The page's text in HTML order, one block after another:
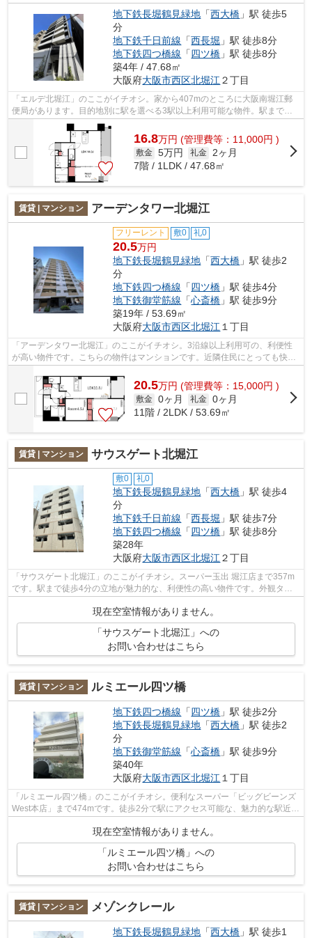
地下鉄長堀鶴見緑地 「西大橋 」駅 徒歩5
分
地下鉄千日前線 「西長堀 」駅 徒歩8分
地下鉄四つ橋線 「四ツ橋 」駅 徒歩8分
築4年 / 47.68㎡
大阪府大阪市西区北堀江 ２丁目
「エルデ北堀江」のここがイチオシ。家から407mのところに大阪南堀江郵
便局があります。目的地別に駅を選べる3駅以上利用可能な物件。駅まで徒
歩5分の立地が魅力的な、利便性の高い物...
16.8万円 (管理費等：11,000円 )
敷金 5万円 礼金 2ヶ月
7階 / 1LDK / 47.68㎡
賃貸 | マンション アーデンタワー北堀江
フリーレント 敷0 礼0
20.5万円
地下鉄長堀鶴見緑地 「西大橋 」駅 徒歩2
分
地下鉄四つ橋線 「四ツ橋 」駅 徒歩4分
地下鉄御堂筋線 「心斎橋 」駅 徒歩9分
築19年 / 53.69㎡
大阪府大阪市西区北堀江 １丁目
「アーデンタワー北堀江」のここがイチオシ。3沿線以上利用可の、利便性
が高い物件です。こちらの物件はマンションです。近隣住民にとっても快適
になる敷地内ごみ置き場付きです。でき...
20.5万円 (管理費等：15,000円 )
敷金 0ヶ月 礼金 0ヶ月
11階 / 2LDK / 53.69㎡
賃貸 | マンション サウスゲート北堀江
敷0 礼0
地下鉄長堀鶴見緑地 「西大橋 」駅 徒歩4
分
地下鉄千日前線 「西長堀 」駅 徒歩7分
地下鉄四つ橋線 「四ツ橋 」駅 徒歩8分
築28年
大阪府大阪市西区北堀江２丁目
「サウスゲート北堀江」のここがイチオシ。スーパー玉出 堀江店まで357m
です。駅まで徒歩4分の立地が魅力的な、利便性の高い物件です。外観タイ
現在空室情報がありません。
「サウスゲート北堀江」への
お問い合わせはこちら
賃貸 | マンション ルミエール四ツ橋
地下鉄四つ橋線 「四ツ橋 」駅 徒歩2分
地下鉄長堀鶴見緑地 「西大橋 」駅 徒歩2
分
地下鉄御堂筋線 「心斎橋 」駅 徒歩9分
築40年
大阪府大阪市西区北堀江 １丁目
「ルミエール四ツ橋」のここがイチオシ。便利なスーパー「ビッグビーンズ
West本店」まで474mです。徒歩2分で駅にアクセス可能な、魅力的な駅近物
現在空室情報がありません。
「ルミエール四ツ橋」への
お問い合わせはこちら
賃貸 | マンション メゾンクレール
地下鉄長堀鶴見緑地 「西大橋 」駅 徒歩1